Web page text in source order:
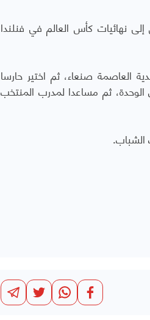
نهائيات كأس العالم في فنلندا
أحد أندية العاصمة صنعاء، ثم اختير حارسا
الوحدة، ثم مساعدا لمدرب المنتخب